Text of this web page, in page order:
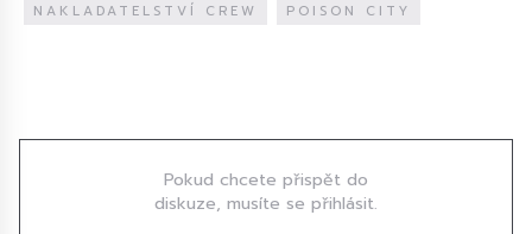
NAKLADATELSTVÍ CREW
POISON CITY
Pokud chcete přispět do
diskuze, musíte se přihlásit.